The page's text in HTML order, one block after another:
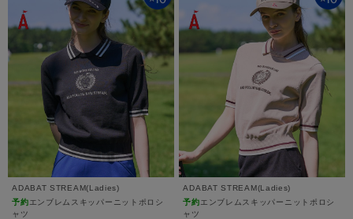
ADABAT STREAM(Ladies)
予約エンブレムスキッパーニットポロシ
ャツ
ADABAT STREAM(Ladies)
予約エンブレムスキッパーニットポロシ
ャツ